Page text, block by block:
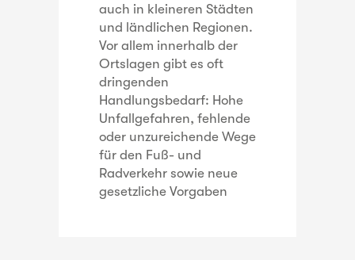
auch in kleineren Städten
und ländlichen Regionen.
Vor allem innerhalb der
Ortslagen gibt es oft
dringenden
Handlungsbedarf: Hohe
Unfallgefahren, fehlende
oder unzureichende Wege
für den Fuß- und
Radverkehr sowie neue
gesetzliche Vorgaben